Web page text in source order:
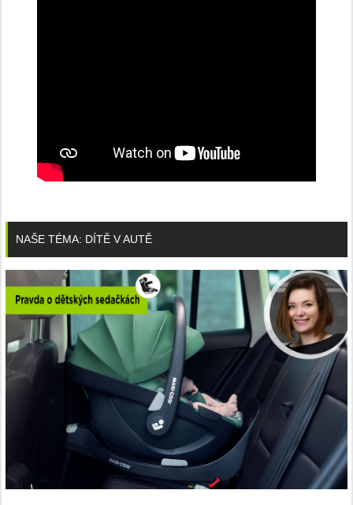
NAŠE TÉMA: DÍTĚ V AUTĚ